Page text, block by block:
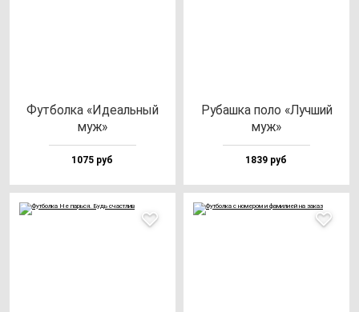
Фут­бол­ка «Иде­аль­ный
муж»
1075 руб
Рубаш­ка по­ло «Луч­ший
муж»
1839 руб